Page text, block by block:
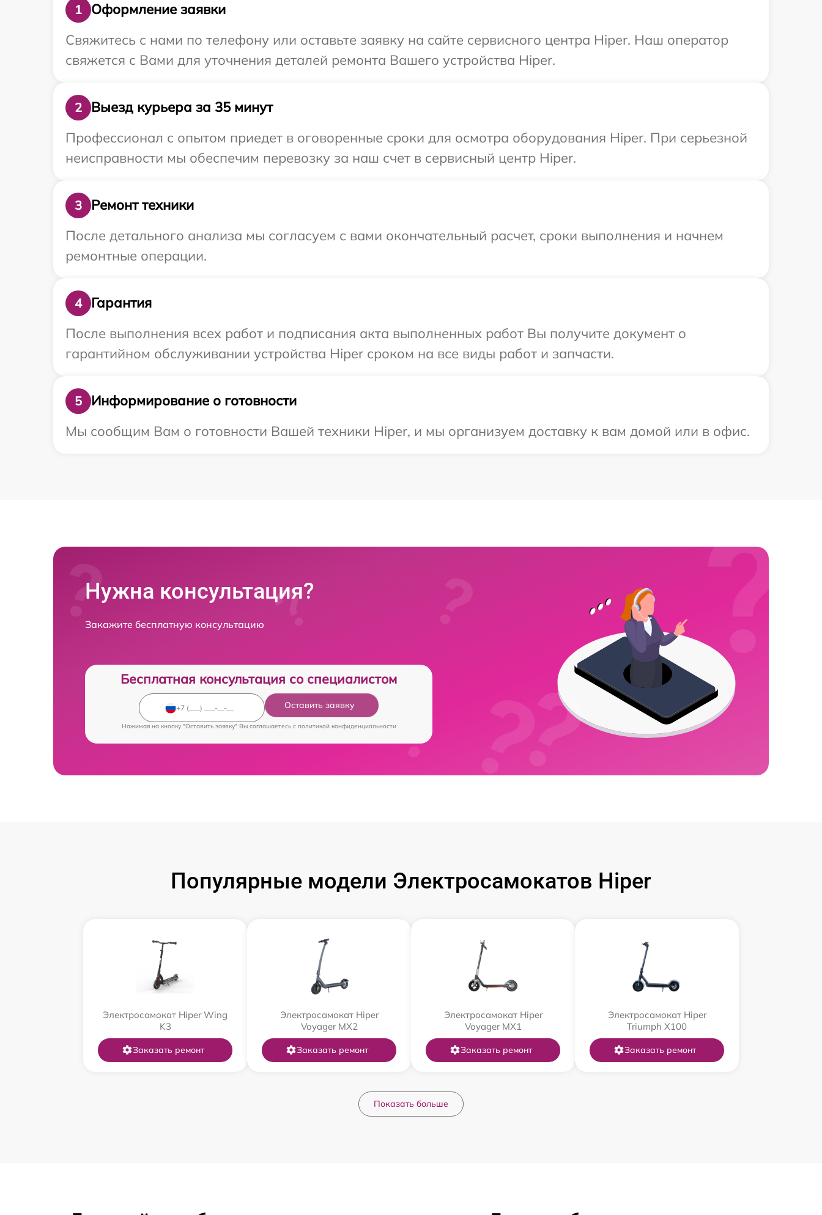
1
Оформление заявки
Свяжитесь с нами по телефону или оставьте заявку на сайте сервисного центра Hiper. Наш оператор
свяжется с Вами для уточнения деталей ремонта Вашего устройства Hiper.
2
Выезд курьера за 35 минут
Профессионал с опытом приедет в оговоренные сроки для осмотра оборудования Hiper. При серьезной
неисправности мы обеспечим перевозку за наш счет в сервисный центр Hiper.
3
Ремонт техники
После детального анализа мы согласуем с вами окончательный расчет, сроки выполнения и начнем
ремонтные операции.
4
Гарантия
После выполнения всех работ и подписания акта выполненных работ Вы получите документ о
гарантийном обслуживании устройства Hiper сроком на все виды работ и запчасти.
5
Информирование о готовности
Мы сообщим Вам о готовности Вашей техники Hiper, и мы организуем доставку к вам домой или в офис.
Нужна консультация?
Закажите бесплатную консультацию
Бесплатная консультация со специалистом
Оставить заявку
Нажимая на кнопку "Оставить заявку" Вы соглашаетесь c политикой конфиденциальности
Популярные модели Электросамокатов Hiper
Электросамокат Hiper Wing
K3
Заказать ремонт
Электросамокат Hiper
Voyager MX2
Заказать ремонт
Электросамокат Hiper
Voyager MX1
Заказать ремонт
Электросамокат Hiper
Triumph X100
Заказать ремонт
Показать больше